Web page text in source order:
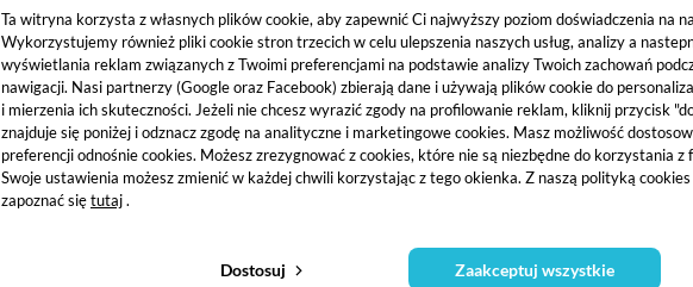
Ta witryna korzysta z własnych plików cookie, aby zapewnić Ci najwyższy poziom doświadczenia na
Wykorzystujemy również pliki cookie stron trzecich w celu ulepszenia naszych usług, analizy a
wyświetlania reklam związanych z Twoimi preferencjami na podstawie analizy Twoich zachowań
nawigacji. Nasi partnerzy (Google oraz Facebook) zbierają dane i używają plików cookie do
i mierzenia ich skuteczności. Jeżeli nie chcesz wyrazić zgody na profilowanie reklam, kliknij przycisk
znajduje się poniżej i odznacz zgodę na analityczne i marketingowe cookies. Masz możliwość
preferencji odnośnie cookies. Możesz zrezygnować z cookies, które nie są niezbędne do korzystania z
Swoje ustawienia możesz zmienić w każdej chwili korzystając z tego okienka. Z naszą polityką
zapoznać siętutaj.
Dostosuj Zaakceptuj wszystkie
9,49 zł
- BUDUJĄCY ŻEL Z TIKSOTROPIĄ FRENCH
49,86 zł